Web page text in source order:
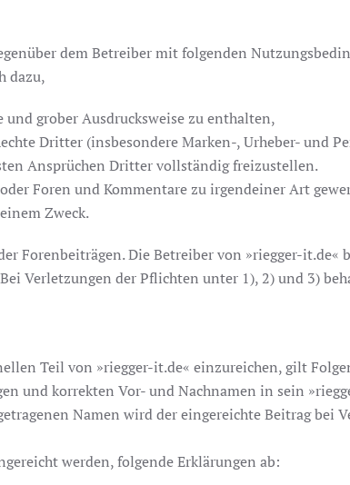
dem Betreiber mit folgenden
dazu,
grober Ausdrucksweise zu enthalten,
Dritter (insbesondere Marken-, Urheber- und
Ansprüchen Dritter vollständig freizustellen.
Foren und Kommentare zu irgendeiner Art
Zweck.
Forenbeiträgen. Die Betreiber von »riegger-it.de«
Verletzungen der Pflichten unter 1), 2) und 3)
Teil von »riegger-it.de« einzureichen, gilt
und korrekten Vor- und Nachnamen in sein
Namen wird der eingereichte Beitrag bei
werden, folgende Erklärungen ab: